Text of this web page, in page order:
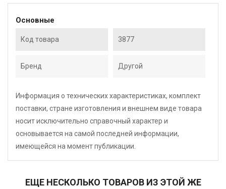
Основные
Код товара 3877
Бренд Другой
Информация о технических характеристиках, комплект
поставки, стране изготовления и внешнем виде товара
носит исключительно справочный характер и
основывается на самой последней информации,
имеющейся на момент публикации.
ЕЩЕ НЕСКОЛЬКО ТОВАРОВ ИЗ ЭТОЙ ЖЕ